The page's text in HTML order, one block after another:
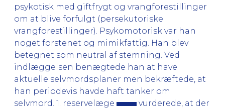
psykotisk med giftfrygt og vrangforestillinger
om at blive forfulgt (persekutoriske
vrangforestillinger). Psykomotorisk var han
noget forstenet og mimikfattig. Han blev
betegnet som neutral af stemning. Ved
indlæggelsen benægtede han at have
aktuelle selvmordsplaner men bekræftede, at
han periodevis havde haft tanker om
selvmord. 1. reservelæge
vurderede, at der